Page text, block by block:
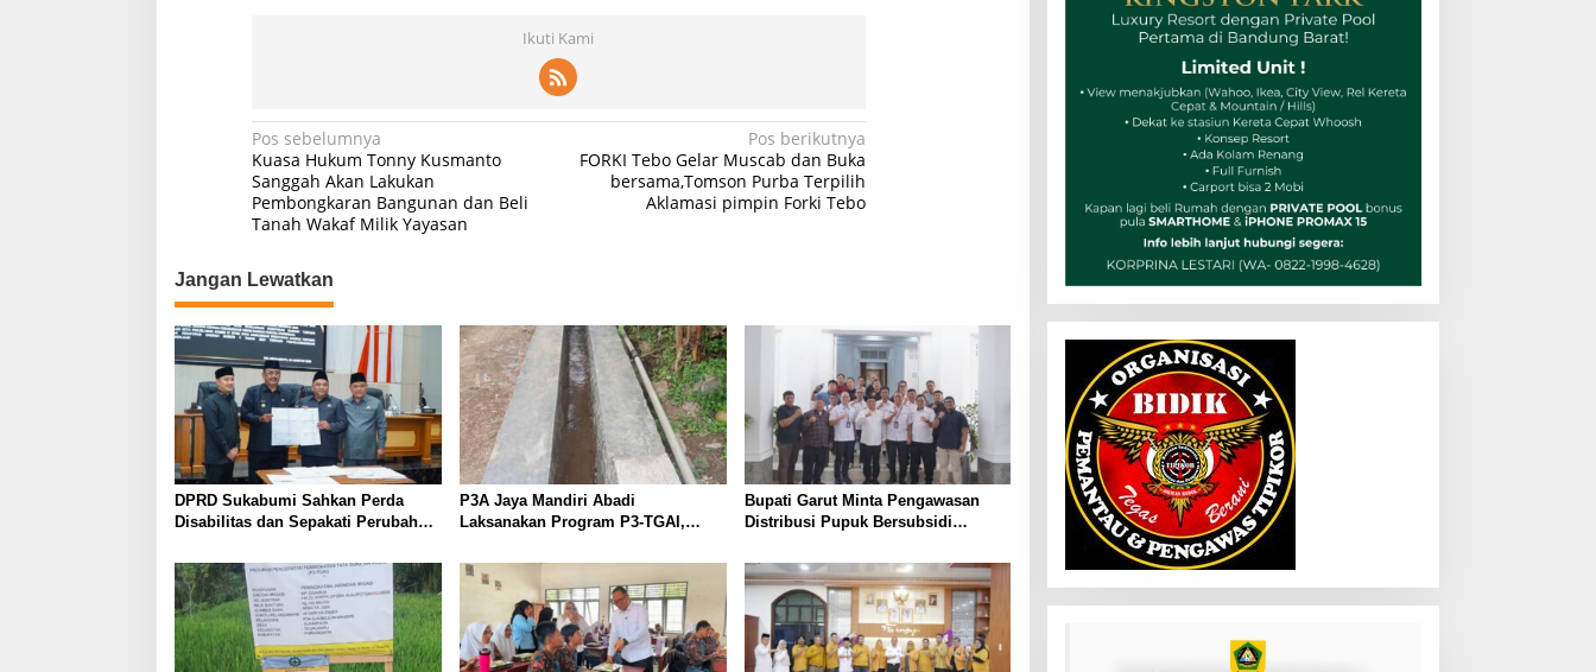
Ikuti Kami
Navigasi
pos
Pos sebelumnya
Kuasa Hukum Tonny Kusmanto
Sanggah Akan Lakukan
Pembongkaran Bangunan dan Beli
Tanah Wakaf Milik Yayasan
Pos berikutnya
FORKI Tebo Gelar Muscab dan Buka
bersama,Tomson Purba Terpilih
Aklamasi pimpin Forki Tebo
Jangan Lewatkan
DPRD Sukabumi Sahkan Perda
Disabilitas dan Sepakati Perubahan
P3A Jaya Mandiri Abadi
Laksanakan Program P3-TGAI,
Wanayasa
Bupati Garut Minta Pengawasan
Distribusi Pupuk Bersubsidi
Dioptimalkan